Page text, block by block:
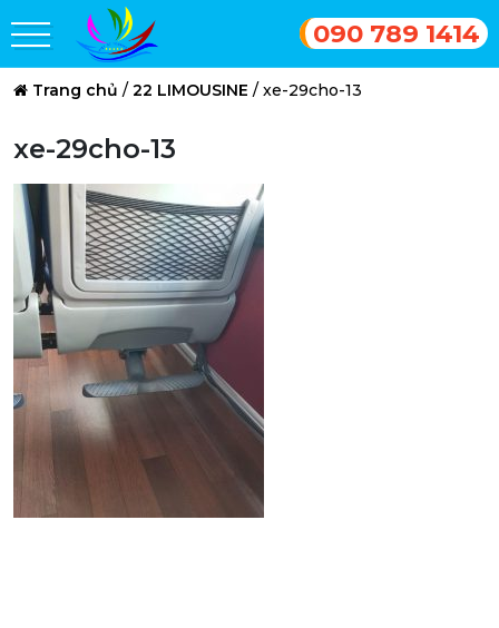
090 789 1414
Trang chủ / 22 LIMOUSINE / xe-29cho-13
xe-29cho-13